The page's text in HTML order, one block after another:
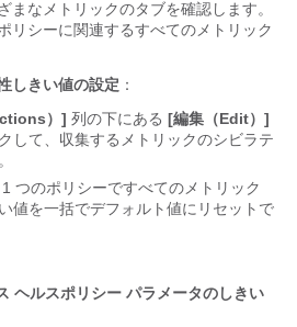
まなメトリックのタブを確認します。
リシーに関連するすべてのメトリック
しきい値の設定 ：
）] 列の下にある [編集（Edit）]
して、収集するメトリックのシビラテ
つのポリシーですべてのメトリック
値を一括でデフォルト値にリセットで
ヘルスポリシー パラメータのしきい